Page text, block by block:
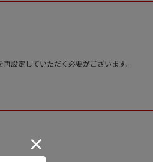
設定していただく必要がございます。